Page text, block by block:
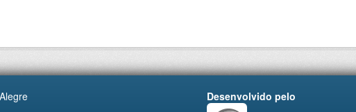
Desenvolvido pelo